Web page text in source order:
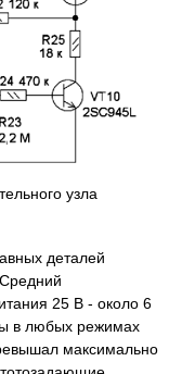
узла
деталей
25 В - около 6
в любых режимах
максимально